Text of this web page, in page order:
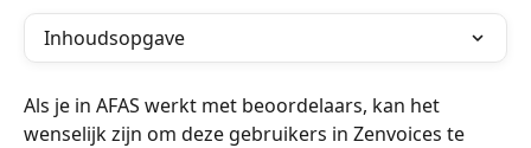
Inhoudsopgave
Als je in AFAS werkt met beoordelaars, kan het
wenselijk zijn om deze gebruikers in Zenvoices te